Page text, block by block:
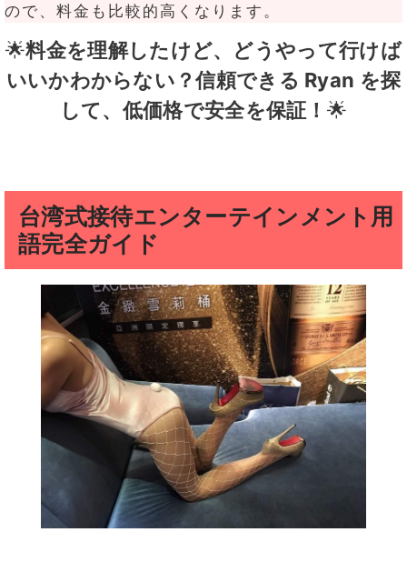
ので、料金も比較的高くなります。
🌟料金を理解したけど、どうやって行けば
いいかわからない？信頼できる Ryan を探
して、低価格で安全を保証！ 🌟
台湾式接待エンターテインメント用
語完全ガイド